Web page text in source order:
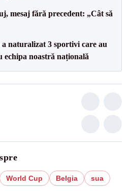
mesaj fără precedent: „Cât să
naturalizat 3 sportivi care au
echipa noastră națională
World Cup Belgia
sua